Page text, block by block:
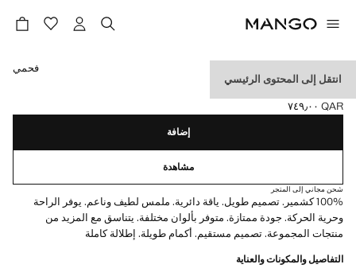
انتقل إلى المحتوى الرئيسي
بلوفر كشمير 100%
السعر الحالي [QAR ٧٤٩٫٠٠ ]
QAR ٧٤٩٫٠٠
حدد اللون
فحمي
إضافة
مشاهدة
شحن مجاني إلى المتجر
100% كشمير. تصميم طويل. ياقة دائرية. ملمس لطيف وناعم. يوفر الراحة
وحرية الحركة. جودة ممتازة. متوفر بألوان مختلفة. يتناسق مع المزيد من
منتجات المجموعة. تصميم مستقيم. أكمام طويلة. إطلالة كاملة
التفاصيل والمكونات والعناية